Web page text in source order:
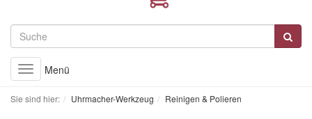
Toggle
navigation
Menü
Sie sind hier: Uhrmacher-Werkzeug Reinigen & Polieren